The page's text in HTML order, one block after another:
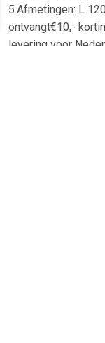
5.Afmetingen: L
ontvangt€10,-
levering voor